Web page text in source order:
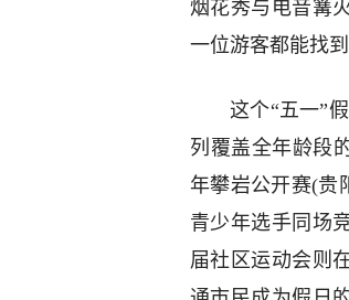
烟花秀与电音篝
一位游客都能找
这个“五一”
列覆盖全年龄段
年攀岩公开赛(贵
青少年选手同场
届社区运动会则